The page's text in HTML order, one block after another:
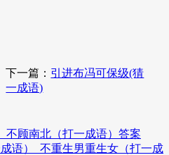
下一篇： 引进布冯可保级(猜
一成语)
不顾南北（打一成语）答案
语）_不重生男重生女（打一成